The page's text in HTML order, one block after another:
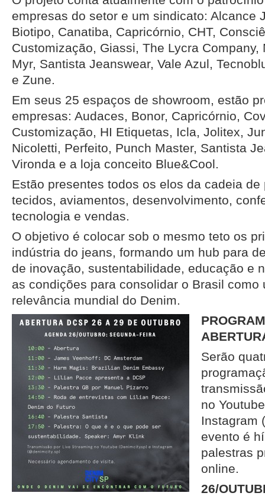
empresas do setor e um sindicato: Alcance
Biotipo, Canatiba, Capricórnio, CHT,
Customização, Giassi, The Lycra Company,
Myr, Santista Jeanswear, Vale Azul,
e Zune.
Em seus 25 espaços de showroom, estão
empresas: Audaces, Bonor, Capricórnio,
Customização, HI Etiquetas, Icla, Jolitex,
Nicoletti, Perfeito, Punch Master, Santista
Vironda e a loja conceito Blue&Cool.
Estão presentes todos os elos da cadeia de
tecidos, aviamentos, desenvolvimento,
tecnologia e vendas.
O objetivo é colocar sob o mesmo teto os
indústria do jeans, formando um hub para
de inovação, sustentabilidade, educação e
as condições para consolidar o Brasil como
relevância mundial do Denim.
Serão
no
Instagram
evento é
palestras
online.
26/